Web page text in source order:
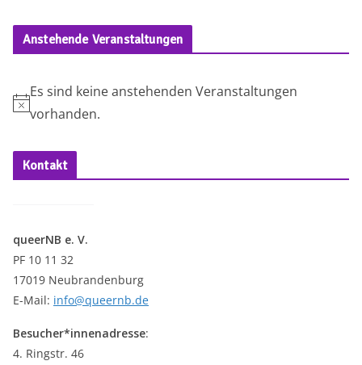
Anstehende Veranstaltungen
H
n
w
s
Es sind keine anstehenden Veranstaltungen
vorhanden.
Kontakt
queerNB e. V.
PF 10 11 32
17019 Neubrandenburg
E-Mail: info@queernb.de
Besucher*innenadresse:
4. Ringstr. 46